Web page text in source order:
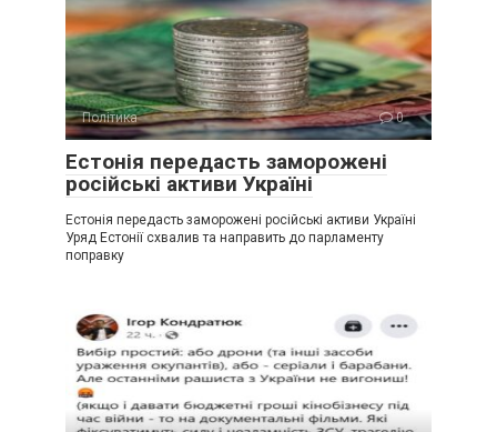
Політика 0
Естонія передасть заморожені
російські активи Україні
Естонія передасть заморожені російські активи Україні
Уряд Естонії схвалив та направить до парламенту
поправку